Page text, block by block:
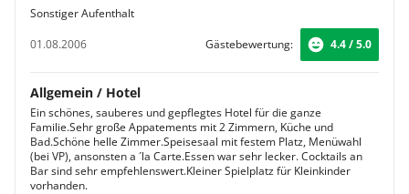
Sonstiger Aufenthalt
01.08.2006
Gästebewertung: 4.4 / 5.0
Allgemein / Hotel
Ein schönes, sauberes und gepflegtes Hotel für die ganze
Familie.Sehr große Appatements mit 2 Zimmern, Küche und
Bad.Schöne helle Zimmer.Speisesaal mit festem Platz, Menüwahl
(bei VP), ansonsten a ´la Carte.Essen war sehr lecker. Cocktails an
Bar sind sehr empfehlenswert.Kleiner Spielplatz für Kleinkinder
vorhanden.